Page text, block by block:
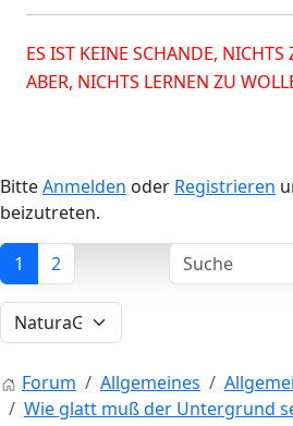
ES IST KEINE SCHANDE,
ABER, NICHTS LERNEN ZU
BitteAnmelden oder Registrieren
beizutreten.
1 2
Forum
Allgemeines
Wie glatt muß der Untergrund